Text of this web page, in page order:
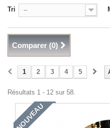
Tri --
Comparer (0)
1 2 3 4 5
Résultats 1 - 12 sur 58.
NOUVEAU